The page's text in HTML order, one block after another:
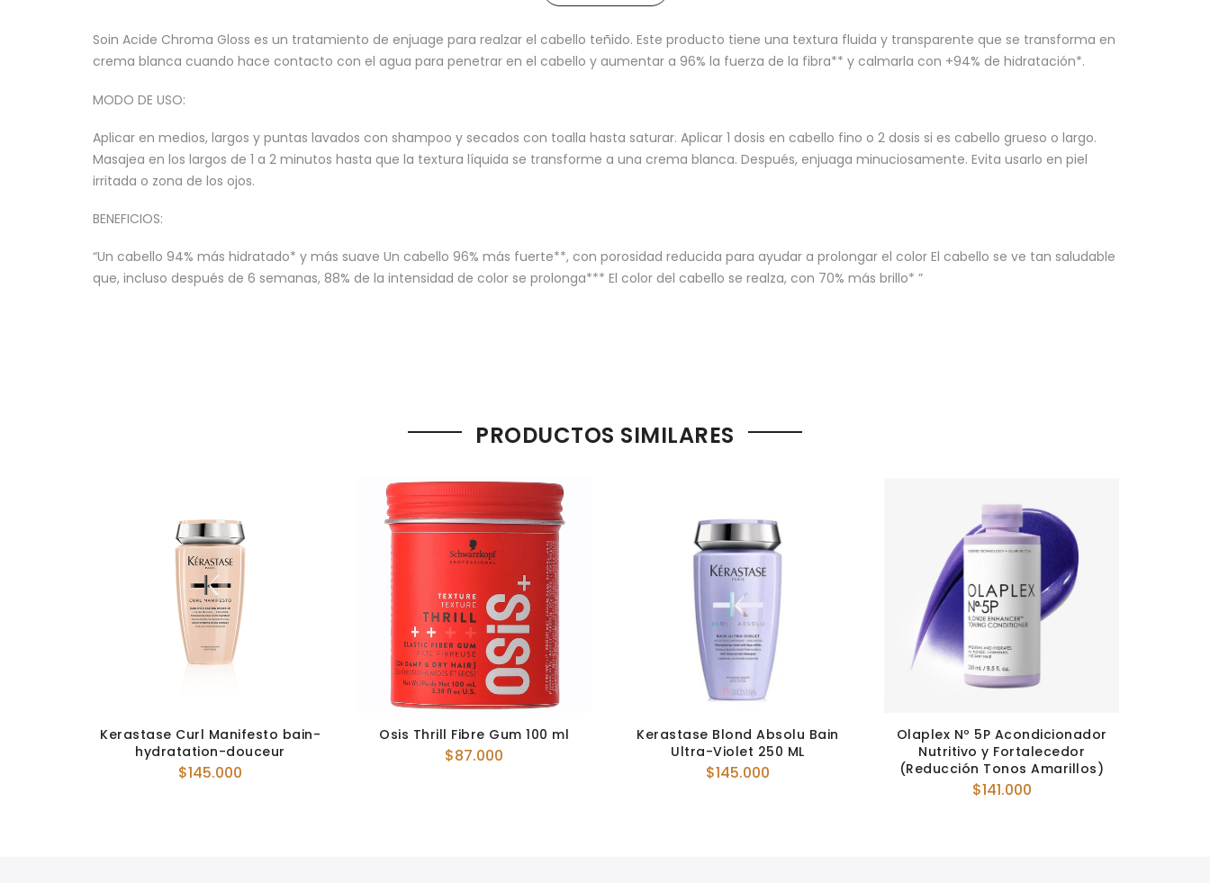
Soin Acide Chroma Gloss es un tratamiento de enjuage para realzar el cabello teñido. Este producto tiene una textura fluida y transparente que se transforma en
crema blanca cuando hace contacto con el agua para penetrar en el cabello y aumentar a 96% la fuerza de la fibra** y calmarla con +94% de hidratación*.
MODO DE USO:
Aplicar en medios, largos y puntas lavados con shampoo y secados con toalla hasta saturar. Aplicar 1 dosis en cabello fino o 2 dosis si es cabello grueso o largo.
Masajea en los largos de 1 a 2 minutos hasta que la textura líquida se transforme a una crema blanca. Después, enjuaga minuciosamente. Evita usarlo en piel
irritada o zona de los ojos.
BENEFICIOS:
“Un cabello 94% más hidratado* y más suave Un cabello 96% más fuerte**, con porosidad reducida para ayudar a prolongar el color El cabello se ve tan saludable
que, incluso después de 6 semanas, 88% de la intensidad de color se prolonga*** El color del cabello se realza, con 70% más brillo* ”
PRODUCTOS SIMILARES
Kerastase Curl Manifesto bain-
hydratation-douceur
$145.000
Osis Thrill Fibre Gum 100 ml
$87.000
Kerastase Blond Absolu Bain
Ultra-Violet 250 ML
$145.000
Olaplex Nº 5P Acondicionador
Nutritivo y Fortalecedor
(Reducción Tonos Amarillos)
$141.000